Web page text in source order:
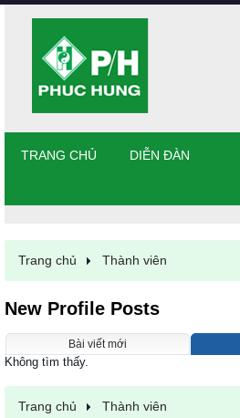
Trang chủ Thành viên
New Profile Posts
Bài viết mới
Không tìm thấy.
Trang chủ Thành viên
TRANG CHỦ DIỄN ĐÀN